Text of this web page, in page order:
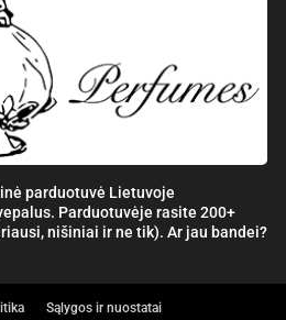
parduotuvė Lietuvoje
Parduotuvėje rasite 200+
nišiniai ir ne tik). Ar jau bandei?
Sąlygos ir nuostatai